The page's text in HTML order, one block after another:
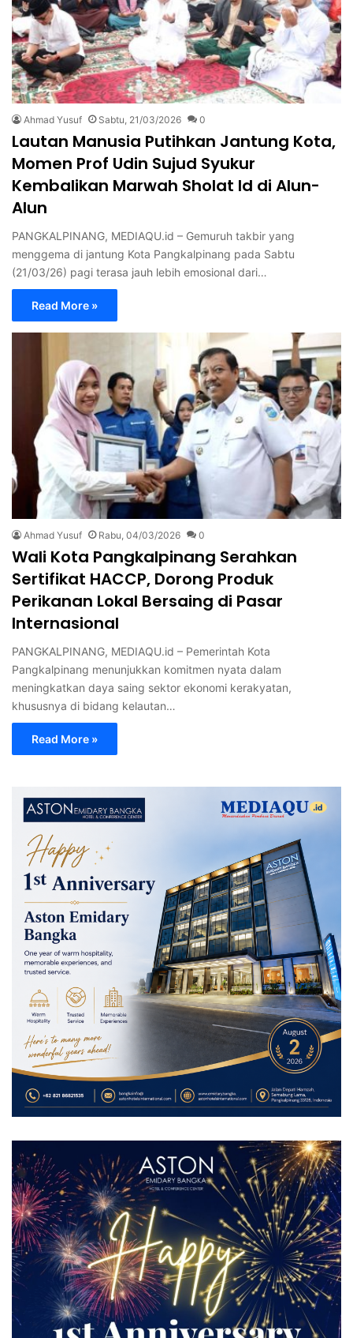
Ahmad Yusuf Sabtu, 21/03/2026 0
Lautan Manusia Putihkan Jantung Kota,
Momen Prof Udin Sujud Syukur
Kembalikan Marwah Sholat Id di Alun-
Alun
PANGKALPINANG, MEDIAQU.id – Gemuruh takbir yang
menggema di jantung Kota Pangkalpinang pada Sabtu
(21/03/26) pagi terasa jauh lebih emosional dari…
Read More »
Ahmad Yusuf Rabu, 04/03/2026 0
Wali Kota Pangkalpinang Serahkan
Sertifikat HACCP, Dorong Produk
Perikanan Lokal Bersaing di Pasar
Internasional
PANGKALPINANG, MEDIAQU.id – Pemerintah Kota
Pangkalpinang menunjukkan komitmen nyata dalam
meningkatkan daya saing sektor ekonomi kerakyatan,
khususnya di bidang kelautan…
Read More »